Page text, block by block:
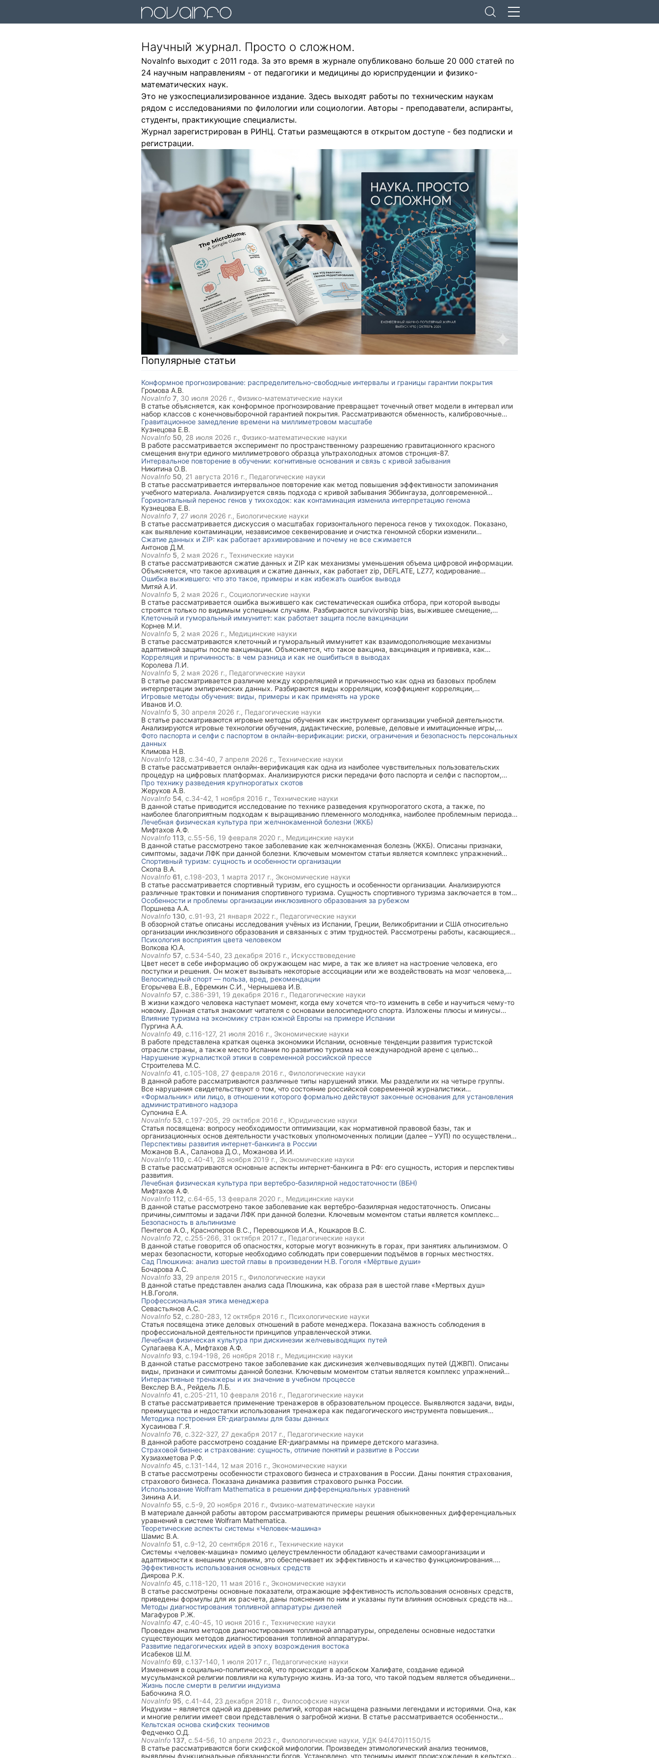
Научный журнал. Просто о сложном.
NovaInfo выходит с 2011 года. За это время в журнале опубликовано больше 20 000 статей по
24 научным направлениям - от педагогики и медицины до юриспруденции и физико-
математических наук.
Это не узкоспециализированное издание. Здесь выходят работы по техническим наукам
рядом с исследованиями по филологии или социологии. Авторы - преподаватели, аспиранты,
студенты, практикующие специалисты.
Журнал зарегистрирован в РИНЦ. Статьи размещаются в открытом доступе - без подписки и
регистрации.
Популярные статьи
Конформное прогнозирование: распределительно-свободные интервалы и границы гарантии покрытия
Громова А.В.
NovaInfo 7, 30 июля 2026 г., Физико-математические науки
В статье объясняется, как конформное прогнозирование превращает точечный ответ модели в интервал или
набор классов с конечновыборочной гарантией покрытия. Рассматриваются обменность, калибровочные
остатки, условное покрытие и сдвиг распределения.
Гравитационное замедление времени на миллиметровом масштабе
Кузнецова Е.В.
NovaInfo 50, 28 июля 2026 г., Физико-математические науки
В работе рассматривается эксперимент по пространственному разрешению гравитационного красного
смещения внутри единого миллиметрового образца ультрахолодных атомов стронция-87.
Интервальное повторение в обучении: когнитивные основания и связь с кривой забывания
Никитина О.В.
NovaInfo 50, 21 августа 2016 г., Педагогические науки
В статье рассматривается интервальное повторение как метод повышения эффективности запоминания
учебного материала. Анализируется связь подхода с кривой забывания Эббингауза, долговременной
памятью, активным воспроизведением и распределенной практикой в образовательном процессе.
Горизонтальный перенос генов у тихоходок: как контаминация изменила интерпретацию генома
Кузнецова Е.В.
NovaInfo 7, 27 июля 2026 г., Биологические науки
В статье рассматривается дискуссия о масштабах горизонтального переноса генов у тихоходок. Показано,
как выявление контаминации, независимое секвенирование и очистка геномной сборки изменили
первоначальную оценку доли чужеродных генов.
Сжатие данных и ZIP: как работает архивирование и почему не все сжимается
Антонов Д.М.
NovaInfo 5, 2 мая 2026 г., Технические науки
В статье рассматриваются сжатие данных и ZIP как механизмы уменьшения объема цифровой информации.
Объясняется, что такое архивация и сжатие данных, как работает zip, DEFLATE, LZ77, кодирование
Хаффмана, коэффициент сжатия и почему некоторые файлы почти не уменьшаются при упаковке.
Ошибка выжившего: что это такое, примеры и как избежать ошибок вывода
Митяй А.И.
NovaInfo 5, 2 мая 2026 г., Социологические науки
В статье рассматривается ошибка выжившего как систематическая ошибка отбора, при которой выводы
строятся только по видимым успешным случаям. Разбираются survivorship bias, выжившее смещение,
примеры из истории, бизнеса, науки, образования и способы избежать ошибок вывода при анализе данных.
Клеточный и гуморальный иммунитет: как работает защита после вакцинации
Корнев М.И.
NovaInfo 5, 2 мая 2026 г., Медицинские науки
В статье рассматриваются клеточный и гуморальный иммунитет как взаимодополняющие механизмы
адаптивной защиты после вакцинации. Объясняется, что такое вакцина, вакцинация и прививка, как
работают антитела, В- и Т-лимфоциты, гуморальный иммунный ответ, клеточный иммунитет и иммунная
память.
Корреляция и причинность: в чем разница и как не ошибиться в выводах
Королева Л.И.
NovaInfo 5, 2 мая 2026 г., Педагогические науки
В статье рассматривается различие между корреляцией и причинностью как одна из базовых проблем
интерпретации эмпирических данных. Разбираются виды корреляции, коэффициент корреляции,
коэффициент Спирмена, корреляционная матрица, ложные корреляции, скрытые переменные и способы
проверки причинно-следственных выводов.
Игровые методы обучения: виды, примеры и как применять на уроке
Иванов И.О.
NovaInfo 5, 30 апреля 2026 г., Педагогические науки
В статье рассматриваются игровые методы обучения как инструмент организации учебной деятельности.
Анализируются игровые технологии обучения, дидактические, ролевые, деловые и имитационные игры,
примеры применения на уроке, цели, результаты и типичные ошибки внедрения.
Фото паспорта и селфи с паспортом в онлайн-верификации: риски, ограничения и безопасность персональных
данных
Климова Н.В.
NovaInfo 128, с.34-40, 7 апреля 2026 г., Технические науки
В статье рассматривается онлайн-верификация как одна из наиболее чувствительных пользовательских
процедур на цифровых платформах. Анализируются риски передачи фото паспорта и селфи с паспортом,
ограничения обработки персональных данных, а также критерии, по которым можно оценивать надежность
платформы и целесообразность загрузки документов.
Про технику разведения крупнорогатых скотов
Жеруков А.В.
NovaInfo 54, с.34-42, 1 ноября 2016 г., Технические науки
В данной статье приводится исследование по технике разведения крупнорогатого скота, а также, по
наиболее благоприятным подходам к выращиванию племенного молодняка, наиболее проблемным периодам
при выращивании телят, расчеты рациона и массы для кормления племенных телят на примере голштинской
породы до 6-месячного возраста.
Лечебная физическая культура при желчнокаменной болезни (ЖКБ)
Мифтахов А.Ф.
NovaInfo 113, с.55-56, 19 февраля 2020 г., Медицинские науки
В данной статье рассмотрено такое заболевание как желчнокаменная болезнь (ЖКБ). Описаны признаки,
симптомы, задачи ЛФК при данной болезни. Ключевым моментом статьи является комплекс упражнений
лечебной физической культуры при ЖКБ, который рекомендован наряду с медикаментозным лечением.
Спортивный туризм: сущность и особенности организации
Скопа В.А.
NovaInfo 61 , с.198-203, 1 марта 2017 г., Экономические науки
В статье рассматривается спортивный туризм, его сущность и особенности организации. Анализируются
различные трактовки и понимания спортивного туризма. Сущность спортивного туризма заключается в том,
что в данном виде туризма проявляется не просто активная двигательная деятельность, а сочетание
физических и волевых качеств участника спортивного тура. Спортивный туризм предполагает
самостоятельное преодоление больших географических расстояний и сложных препятствия. Отдельно
выявлены особенности спортивного туризма и дан их анализ.
Особенности и проблемы организации инклюзивного образования за рубежом
Поршнева А.А.
NovaInfo 130, с.91-93, 21 января 2022 г., Педагогические науки
В обзорной статье описаны исследования учёных из Испании, Греции, Великобритании и США относительно
организации инклюзивного образования и связанных с этим трудностей. Рассмотрены работы, касающиеся
разных типов инклюзивного образования, например, работы с одарёнными детьми или детьми-мигрантами.
Изученные работы демонстрируют практики инклюзивного образования на разных уровнях образования.
Психология восприятия цвета человеком
Волкова Ю.А.
NovaInfo 57, с.534-540, 23 декабря 2016 г., Искусствоведение
Цвет несет в себе информацию об окружающем нас мире, а так же влияет на настроение человека, его
поступки и решения. Он может вызывать некоторые ассоциации или же воздействовать на мозг человека,
заставляя его чувствовать соответствующие эмоции и совершать определённые действия.
Велосипедный спорт — польза, вред, рекомендации
Егорычева Е.В., Ефремкин С.И., Чернышева И.В.
NovaInfo 57, с.386-391, 19 декабря 2016 г., Педагогические науки
В жизни каждого человека наступает момент, когда ему хочется что-то изменить в себе и научиться чему-то
новому. Данная статья знакомит читателя с основами велосипедного спорта. Изложены плюсы и минусы
данного занятия. Выделяются и описываются характерные особенности проведения тренировки для каждого
уровня подготовки.
Влияние туризма на экономику стран южной Европы на примере Испании
Пургина А.А.
NovaInfo 49, с.116-127, 21 июля 2016 г., Экономические науки
В работе представлена краткая оценка экономики Испании, основные тенденции развития туристской
отрасли страны, а также место Испании по развитию туризма на международной арене с целью
определения роли туризма для экономики стран Южной Европы на основании объединяющих эти страны
факторов: географическое положение, хозяйство, специализация в МГРТ.
Нарушение журналисткой этики в современной российской прессе
Строителева М.С.
NovaInfo 41 , с.105-108, 27 февраля 2016 г., Филологические науки
В данной работе рассматриваются различные типы нарушений этики. Мы разделили их на четыре группы.
Все нарушения свидетельствуют о том, что состояние российской современной журналистики
неудовлетворительное, многие журналисты не следуют нормам профессиональной этики.
«Формальник» или лицо, в отношении которого формально действуют законные основания для установления
административного надзора
Супонина Е.А.
NovaInfo 53, с.197-205, 29 октября 2016 г., Юридические науки
Статья посвящена: вопросу необходимости оптимизации, как нормативной правовой базы, так и
организационных основ деятельности участковых уполномоченных полиции (далее – УУП) по осуществлению
административного надзора за лицами, в отношении которых формально действуют законные основания для
установления за ними административного надзора; проблемам, с которыми в настоящее время
сталкиваются УУП при осуществлении административного надзора.
Перспективы развития интернет-банкинга в России
Можанов В.А., Саланова Д.О., Можанова И.И.
NovaInfo 110, с.40-41, 28 ноября 2019 г., Экономические науки
В статье рассматриваются основные аспекты интернет-банкинга в РФ: его сущность, история и перспективы
развития.
Лечебная физическая культура при вертебро-базилярной недостаточности (ВБН)
Мифтахов А.Ф.
NovaInfo 112, с.64-65, 13 февраля 2020 г., Медицинские науки
В данной статье рассмотрено такое заболевание как вертебро-базилярная недостаточность. Описаны
причины,симптомы и задачи ЛФК при данной болезни. Ключевым моментом статьи является комплекс
упражнений лечебной физической культуры при вертебро-базилярной недостаточности.
Безопасность в альпинизме
Пентегов А.О., Красноперов В.С., Перевощиков И.А., Кошкаров В.С.
NovaInfo 72, с.255-266, 31 октября 2017 г., Педагогические науки
В данной статье говорится об опасностях, которые могут возникнуть в горах, при занятиях альпинизмом. О
мерах безопасности, которые необходимо соблюдать при совершении подъёмов в горных местностях.
Сад Плюшкина: анализ шестой главы в произведении Н.В. Гоголя «Мёртвые души»
Бочарова А.С.
NovaInfo 33, 29 апреля 2015 г., Филологические науки
В данной статье представлен анализ сада Плюшкина, как образа рая в шестой главе «Мертвых душ»
Н.В.Гоголя.
Профессиональная этика менеджера
Севастьянов А.С.
NovaInfo 52, с.280-283, 12 октября 2016 г., Психологические науки
Статья посвящена этике деловых отношений в работе менеджера. Показана важность соблюдения в
профессиональной деятельности принципов управленческой этики.
Лечебная физическая культура при дискинезии желчевыводящих путей
Сулагаева К.А., Мифтахов А.Ф.
NovaInfo 93, с.194-198, 26 ноября 2018 г., Медицинские науки
В данной статье рассмотрено такое заболевание как дискинезия желчевыводящих путей (ДЖВП). Описаны
виды, признаки и симптомы данной болезни. Ключевым моментом статьи является комплекс упражнений
лечебной физической культуры при ДЖВП, который рекомендован наряду с медикаментозным лечением.
Интерактивные тренажеры и их значение в учебном процессе
Векслер В.А., Рейдель Л.Б.
NovaInfo 41 , с.205-211, 10 февраля 2016 г., Педагогические науки
В статье рассматривается применение тренажеров в образовательном процессе. Выявляются задачи, виды,
преимущества и недостатки использования тренажера как педагогического инструмента повышения
качества обучения.
Методика построения ER-диаграммы для базы данных
Хусаинова Г.Я.
NovaInfo 76, с.322-327, 27 декабря 2017 г., Педагогические науки
В данной работе рассмотрено создание ER-диаграммы на примере детского магазина.
Страховой бизнес и страхование: сущность, отличие понятий и развитие в России
Хузиахметова Р.Ф.
NovaInfo 45, с.131-144, 12 мая 2016 г., Экономические науки
В статье рассмотрены особенности страхового бизнеса и страхования в России. Даны понятия страхования,
страхового бизнеса. Показана динамика развития страхового рынка России.
Использование Wolfram Mathematica в решении дифференциальных уравнений
Зинина А.И.
NovaInfo 55, с.5-9, 20 ноября 2016 г., Физико-математические науки
В материале данной работы автором рассматриваются примеры решения обыкновенных дифференциальных
уравнений в системе Wolfram Mathematica.
Теоретические аспекты системы «Человек-машина»
Шамис В.А.
NovaInfo 51 , с.9-12, 20 сентября 2016 г., Технические науки
Системы «человек-машина» помимо целеустремленности обладают качествами самоорганизации и
адаптивности к внешним условиям, это обеспечивает их эффективность и качество функционирования.
Самоорганизация и динамичность систем «человек-машина» проявляется в изменении их параметров,
характеристик и структуры в зависимости от условий внешней среды и закономерностей взаимодействия
технического устройства с оператором.
Эффективность использования основных средств
Диярова Р.К.
NovaInfo 45, с.118-120, 11 мая 2016 г., Экономические науки
В статье рассмотрены основные показатели, отражающие эффективность использования основных средств,
приведены формулы для их расчета, даны пояснения по ним и указаны пути влияния основных средств на
финансовые результаты.
Методы диагностирования топливной аппаратуры дизелей
Магафуров Р.Ж.
NovaInfo 47, с.40-45, 10 июня 2016 г., Технические науки
Проведен анализ методов диагностирования топливной аппаратуры, определены основные недостатки
существующих методов диагностирования топливной аппаратуры.
Развитие педагогических идей в эпоху возрождения востока
Исабеков Ш.М.
NovaInfo 69, с.137-140, 1 июля 2017 г., Педагогические науки
Изменения в социально-политической, что происходит в арабском Халифате, создание единой
мусульманской религии повлияли на культурную жизнь. Из-за того, что такой подъем является объединение
всего арабского Халифата, на Ближнем Востоке, в этот период развития называют эпохой Возрождения
Востока. Она длилась с 9 до 15-16 веков.
Жизнь после смерти в религии индуизма
Бабочкина Я.О.
NovaInfo 95, с.41-44, 23 декабря 2018 г., Философские науки
Индуизм – является одной из древних религий, которая насыщена разными легендами и историями. Она, как
и многие религии имеет свои представления о загробной жизни. В статье рассматривается особенности
жизни души после смерти, этапы, развитие души в представлениях ада и рая.
Кельтская основа скифских теонимов
Федченко О.Д.
NovaInfo 137, с.54-56, 10 апреля 2023 г., Филологические науки, УДК 94(470)1150/15
В статье рассматриваются боги скифской мифологии. Произведен этимологический анализ теонимов,
выявлены функциональные обязанности богов. Установлено, что теонимы имеют происхождение в кельтской